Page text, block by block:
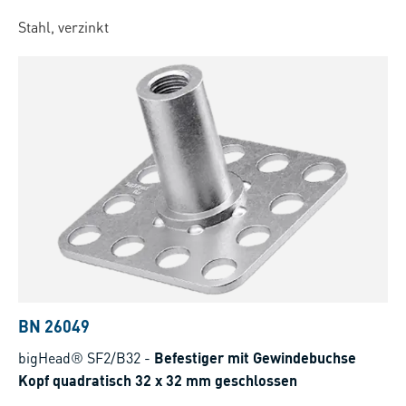
Stahl, verzinkt
BN 26049
bigHead® SF2/B32 - Befestiger mit Gewindebuchse
Kopf quadratisch 32 x 32 mm geschlossen